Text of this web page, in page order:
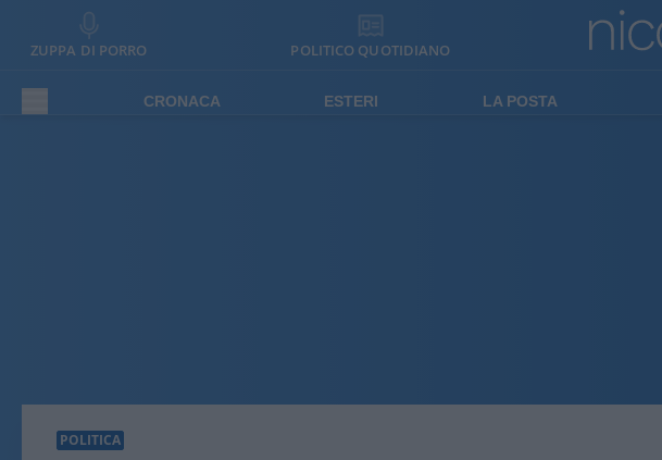
ZUPPA DI PORRO POLITICO QUOTIDIANO
CRONACA ESTERI LA POSTA
POLITICA